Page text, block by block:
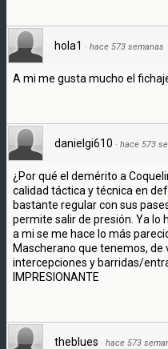
hola1 · hace 573 semanas
A mi me gusta mucho el
danielgi610 · hace 573
¿Por qué el demérito a
calidad táctica y técnica en
bastante regular con sus
permite salir de presión. Ya lo
a mi se me hace lo más
Mascherano que tenemos, de
intercepciones y barridas/
IMPRESIONANTE
theblues · hace 573